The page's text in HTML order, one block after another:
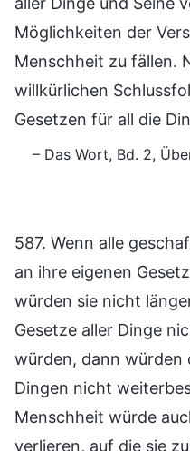
Möglichkeiten der
Menschheit zu fällen.
willkürlichen
Gesetzen für all die
– Das Wort, Bd. 2,
587. Wenn alle
an ihre eigenen
würden sie nicht
Gesetze aller Dinge
würden, dann würden
Dingen nicht
Menschheit würde
verlieren, auf die sie